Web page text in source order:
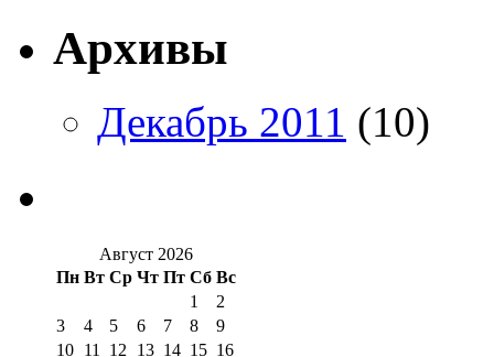
Архивы
Декабрь 2011 (10)
Август 2026
Пн Вт Ср Чт Пт Сб Вс
1
2
3
4 5 6 7 8
9
10 11 12 13 14 15 16